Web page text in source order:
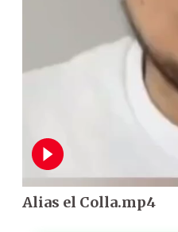
Alias el Colla.mp4